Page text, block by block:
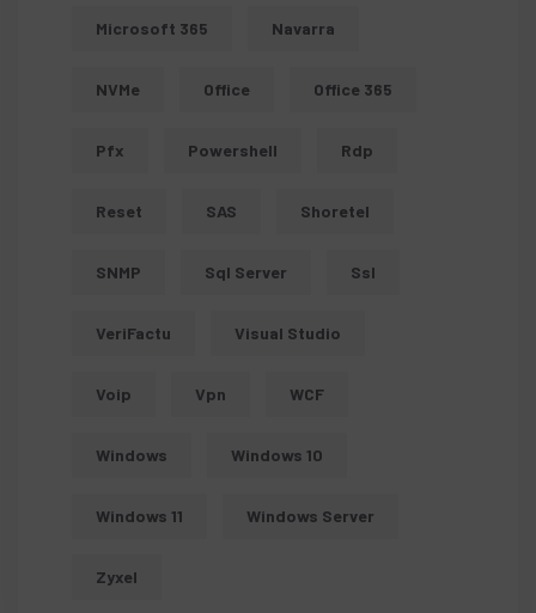
Microsoft 365 Navarra
NVMe Office Office 365
Pfx Powershell Rdp
Reset SAS Shoretel
SNMP Sql Server Ssl
VeriFactu Visual Studio
Voip Vpn WCF
Windows Windows 10
Windows 11 Windows Server
Zyxel